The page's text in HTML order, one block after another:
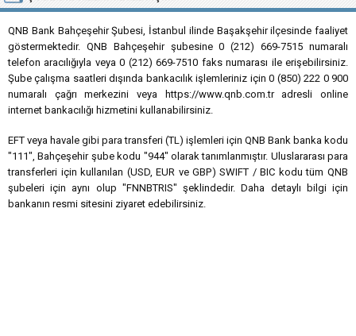
QNB Bank Bahçeşehir Şubesi, İstanbul ilinde Başakşehir ilçesinde faaliyet
göstermektedir. QNB Bahçeşehir şubesine 0 (212) 669-7515 numaralı
telefon aracılığıyla veya 0 (212) 669-7510 faks numarası ile erişebilirsiniz.
Şube çalışma saatleri dışında bankacılık işlemleriniz için 0 (850) 222 0 900
numaralı çağrı merkezini veya https://www.qnb.com.tr adresli online
internet bankacılığı hizmetini kullanabilirsiniz.
EFT veya havale gibi para transferi (TL) işlemleri için QNB Bank banka kodu
"111", Bahçeşehir şube kodu "944" olarak tanımlanmıştır. Uluslararası para
transferleri için kullanılan (USD, EUR ve GBP) SWIFT / BIC kodu tüm QNB
şubeleri için aynı olup "FNNBTRIS" şeklindedir. Daha detaylı bilgi için
bankanın resmi sitesini ziyaret edebilirsiniz.